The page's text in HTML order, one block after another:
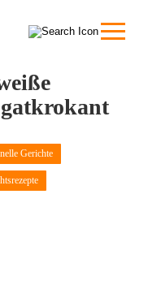
Gerichte